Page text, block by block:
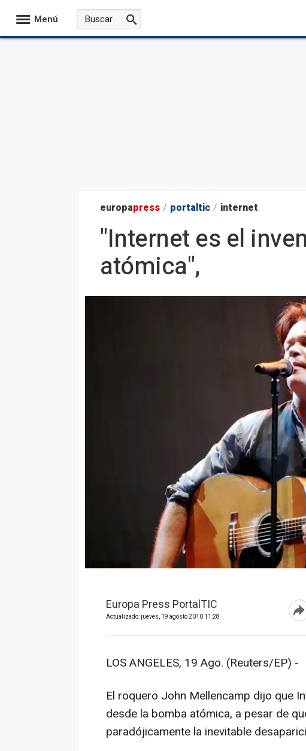
Menú
europapress / portaltic / internet
"Internet es el
atómica",
Europa Press PortalTIC
Actualizado: jueves, 19 agosto 2010 11:28
LOS ANGELES, 19 Ago. (Reuters/EP) -
El roquero John Mellencamp dijo que
desde la bomba atómica, a pesar de
paradójicamente la inevitable